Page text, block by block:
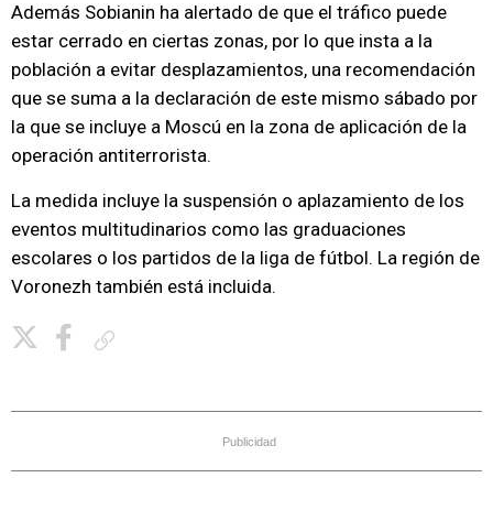
Además Sobianin ha alertado de que el tráfico puede
estar cerrado en ciertas zonas, por lo que insta a la
población a evitar desplazamientos, una recomendación
que se suma a la declaración de este mismo sábado por
la que se incluye a Moscú en la zona de aplicación de la
operación antiterrorista.
La medida incluye la suspensión o aplazamiento de los
eventos multitudinarios como las graduaciones
escolares o los partidos de la liga de fútbol. La región de
Voronezh también está incluida.
Publicidad